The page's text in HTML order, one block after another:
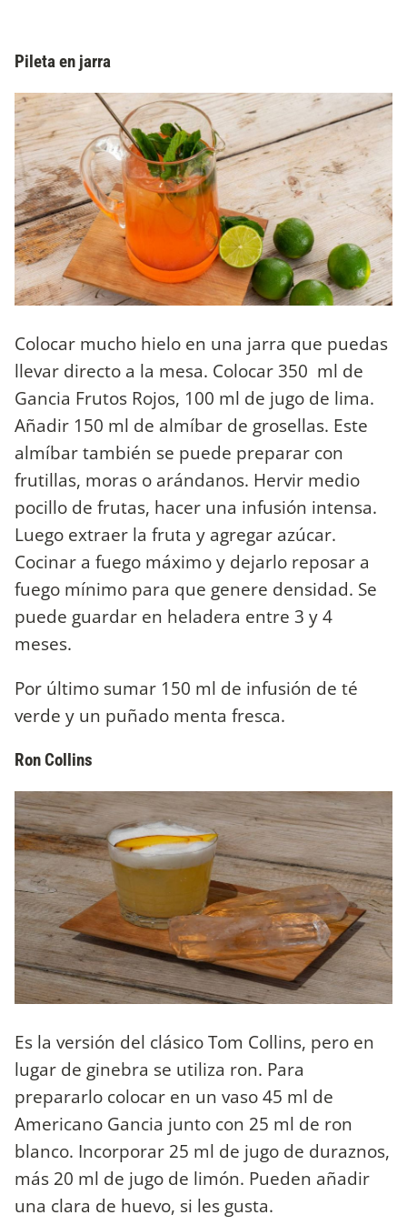
Pileta en jarra
Colocar mucho hielo en una jarra que puedas
llevar directo a la mesa. Colocar 350 ml de
Gancia Frutos Rojos, 100 ml de jugo de lima.
Añadir 150 ml de almíbar de grosellas. Este
almíbar también se puede preparar con
frutillas, moras o arándanos. Hervir medio
pocillo de frutas, hacer una infusión intensa.
Luego extraer la fruta y agregar azúcar.
Cocinar a fuego máximo y dejarlo reposar a
fuego mínimo para que genere densidad. Se
puede guardar en heladera entre 3 y 4
meses.
Por último sumar 150 ml de infusión de té
verde y un puñado menta fresca.
Ron Collins
Es la versión del clásico Tom Collins, pero en
lugar de ginebra se utiliza ron. Para
prepararlo colocar en un vaso 45 ml de
Americano Gancia junto con 25 ml de ron
blanco. Incorporar 25 ml de jugo de duraznos,
más 20 ml de jugo de limón. Pueden añadir
una clara de huevo, si les gusta.